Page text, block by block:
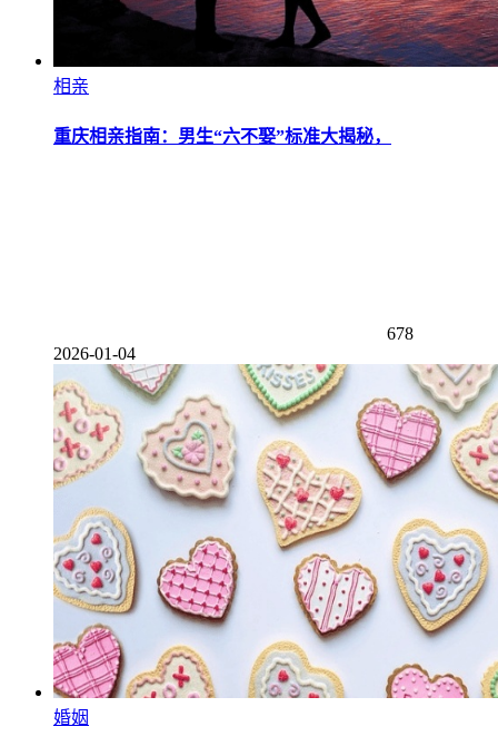
相亲
重庆相亲指南：男生“六不娶”标准大揭秘，
678
2026-01-04
婚姻